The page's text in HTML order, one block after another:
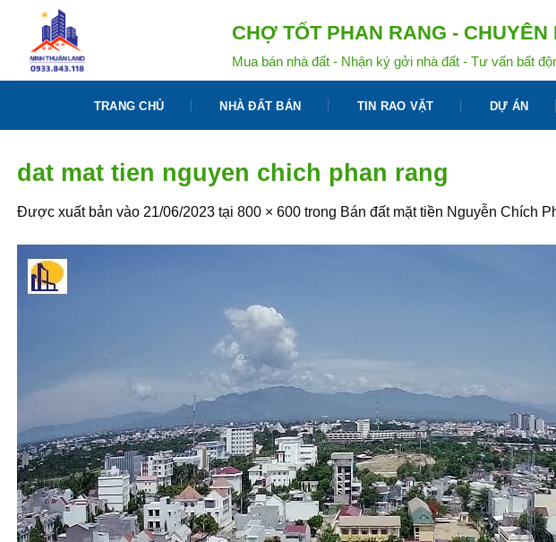
dung
CHỢ TỐT PHAN RANG -
Mua bán nhà đất - Nhận ký gởi nhà đất - Tư vấn bất
TRANG CHỦ NHÀ ĐẤT BÁN TIN RAO VẶT DỰ ÁN
dat mat tien nguyen chich phan rang
Được xuất bản vào 21/06/2023 tại 800 × 600 trong Bán đất mặt tiền Nguyễn Chích